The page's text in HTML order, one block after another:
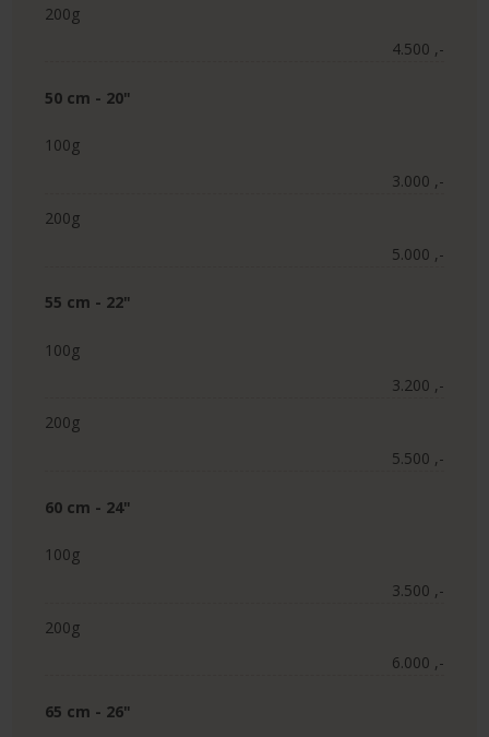
200g
4.500 ,-​
50 cm - 20"
100g
3.000 ,-​
200g
5.000 ,-​
55 cm - 22"
100g
3.200 ,-​
200g
5.500 ,-​
60 cm - 24"
100g
3.500 ,-​
200g
6.000 ,-​
65 cm - 26"